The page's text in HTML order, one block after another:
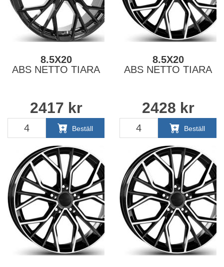
8.5X20
ABS NETTO TIARA
2417 kr
Beställ
8.5X20
ABS NETTO TIARA
2428 kr
Beställ